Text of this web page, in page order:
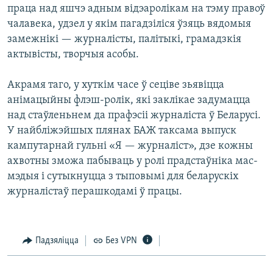
праца над яшчэ адным відэаролікам на тэму правоў
чалавека, удзел у якім пагадзіліся ўзяць вядомыя
замежнікі — журналісты, палітыкі, грамадзкія
актывісты, творчыя асобы.
Акрамя таго, у хуткім часе ў сеціве зьявіцца
анімацыйны флэш-ролік, які заклікае задумацца
над стаўленьнем да прафэсіі журналіста ў Беларусі.
У найбліжэйшых плянах БАЖ таксама выпуск
кампутарнай гульні «Я — журналіст», дзе кожны
ахвотны зможа пабываць у ролі прадстаўніка мас-
мэдыя і сутыкнуцца з тыповымі для беларускіх
журналістаў перашкодамі ў працы.
Падзяліцца Без VPN